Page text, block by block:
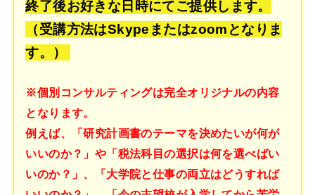
終了後お好きな日時にてご提供します。
（受講方法はSkypeまたはzoomとなりま
す。）
※個別コンサルティングは完全オリジナルの内容
となります。
例えば、「研究計画書のテーマを決めたいが何が
いいのか？」や「税法科目の選択は何を選べばい
いのか？」、「大学院と仕事の両立はどうすれば